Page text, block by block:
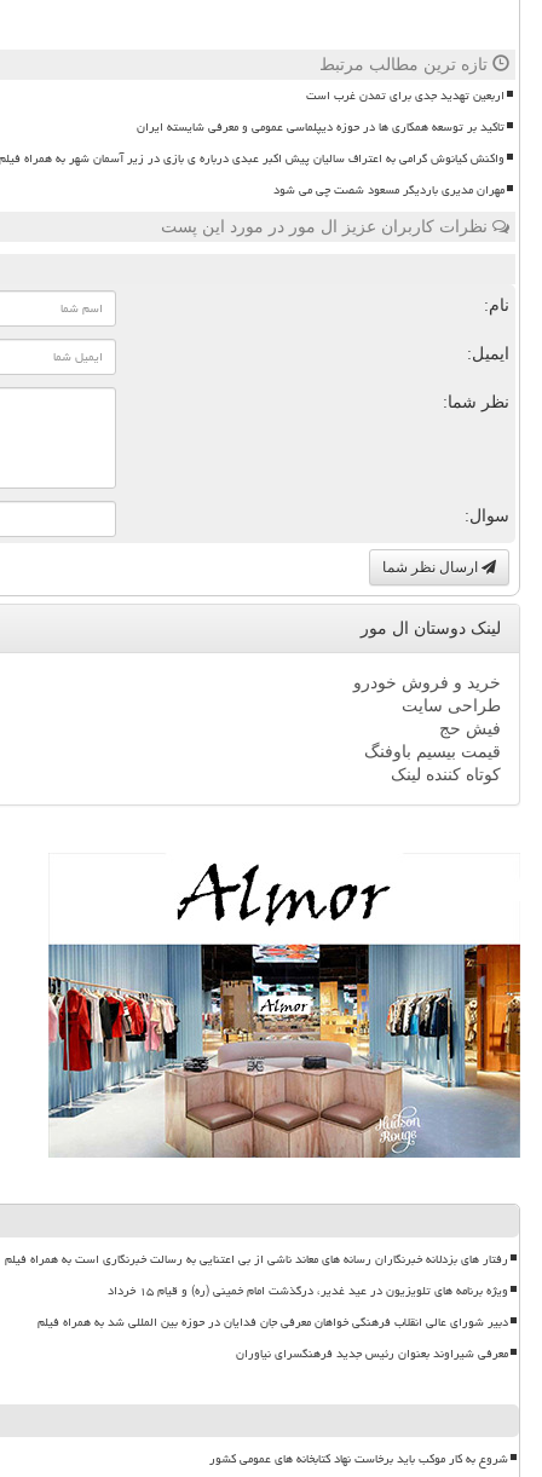
تازه ترین مطالب مرتبط
اربعین تهدید جدی برای تمدن غرب است
تاکید بر توسعه همکاری ها در حوزه دیپلماسی عمومی و معرفی شایسته ایران
واکنش کیانوش گرامی به اعتراف سالیان پیش اکبر عبدی درباره ی بازی در زیر آسمان شهر به همراه فیلم
مهران مدیری باردیگر مسعود شصت چی می شود
نظرات کاربران عزیز ال مور در مورد این پست
نام:
ایمیل:
نظر شما:
سوال:
ارسال نظر شما
لینک دوستان ال مور
خرید و فروش خودرو
طراحی سایت
فیش حج
قیمت بیسیم باوفنگ
کوتاه کننده لینک
رفتار های بزدلانه خبرنگاران رسانه های معاند ناشی از بی اعتنایی به رسالت خبرنگاری است به همراه فیلم
ویژه برنامه های تلویزیون در عید غدیر، درگذشت امام خمینی (ره) و قیام ۱۵ خرداد
دبیر شورای عالی انقلاب فرهنگی خواهان معرفی جان فدایان در حوزه بین المللی شد به همراه فیلم
معرفی شیراوند بعنوان رئیس جدید فرهنگسرای نیاوران
شروع به کار موکب باید برخاست نهاد کتابخانه های عمومی کشور